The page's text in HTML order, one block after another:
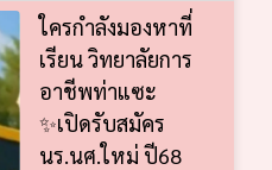
ใครกำลังมองหาที่
เรียน วิทยาลัยการ
อาชีพท่าแซะ
✨เปิดรับสมัคร
นร.นศ.ใหม่ ปี68